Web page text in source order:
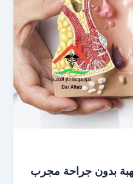
بدون جراحة مجرب